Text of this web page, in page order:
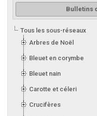
Bulletins
Tous les sous-réseaux
Arbres de Noël
Bleuet en corymbe
Bleuet nain
Carotte et céleri
Crucifères